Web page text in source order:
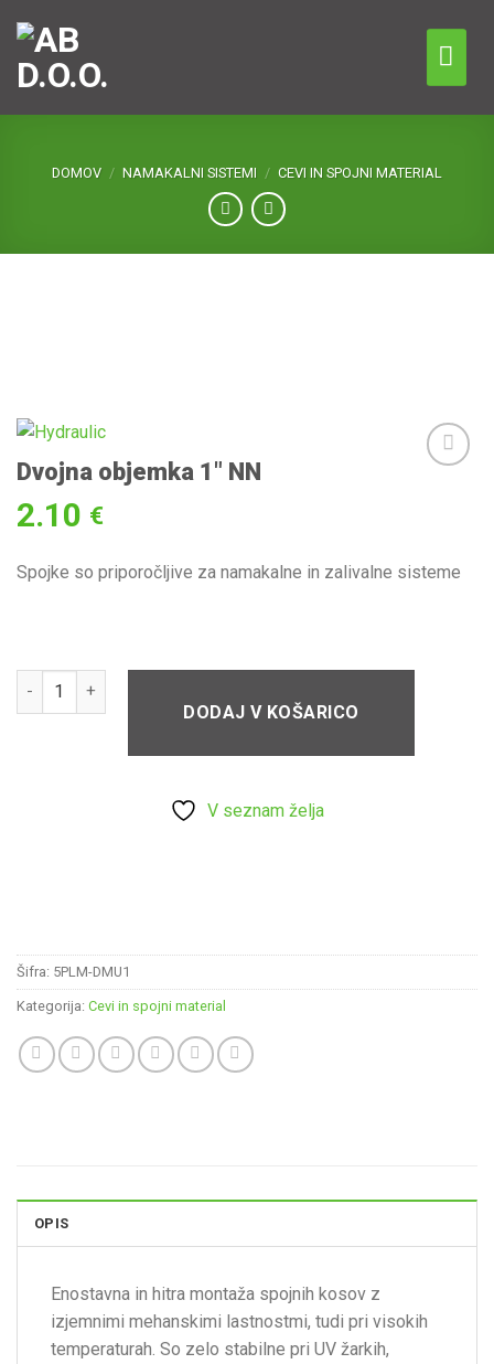
content
DOMOV / NAMAKALNI SISTEMI / CEVI IN SPOJNI MATERIAL
Dvojna objemka 1″ NN
2.10 €
Spojke so priporočljive za namakalne in zalivalne sisteme
Dvojna objemka 1" NN količina
DODAJ V KOŠARICO
V seznam želja
Šifra: 5PLM-DMU1
Kategorija: Cevi in spojni material
OPIS
Enostavna in hitra montaža spojnih kosov z
izjemnimi mehanskimi lastnostmi, tudi pri visokih
temperaturah. So zelo stabilne pri UV žarkih,